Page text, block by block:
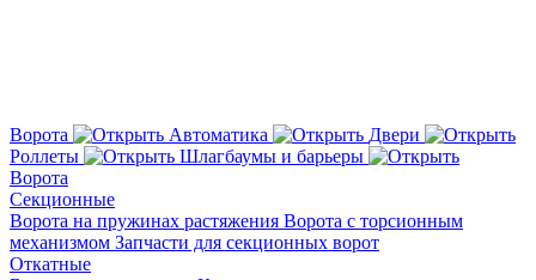
Ворота Автоматика
Двери
Роллеты
Шлагбаумы и барьеры
Ворота
Секционные
Ворота на пружинах растяжения Ворота с торсионным
механизмом Запчасти для секционных ворот
Откатные